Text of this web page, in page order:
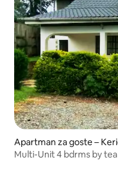
Apartman za goste –
Multi-Unit 4 bdrms by